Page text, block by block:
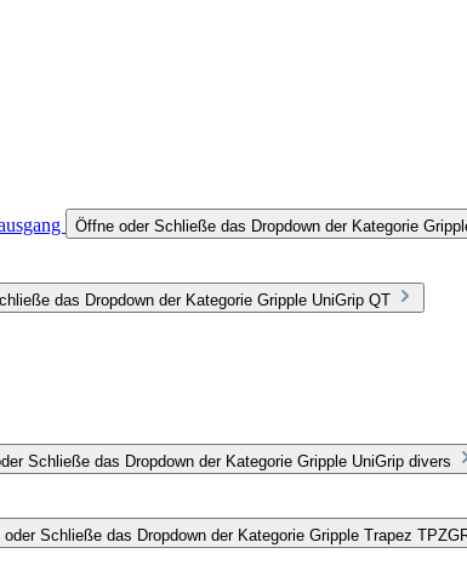
Öffne oder Schließe das Dropdown der Kategorie
das Dropdown der Kategorie Gripple UniGrip QT
Schließe das Dropdown der Kategorie Gripple UniGrip divers
oder Schließe das Dropdown der Kategorie Gripple Trapez